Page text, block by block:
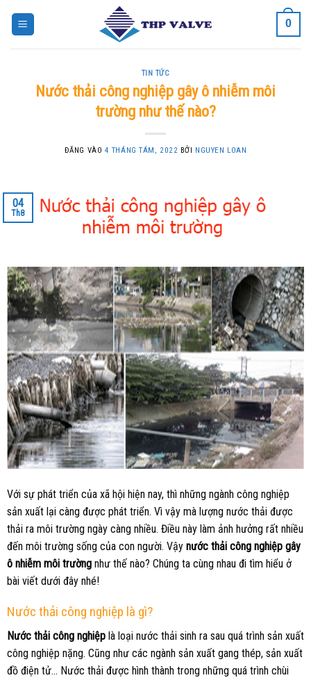
0
TIN TỨC
Nước thải công nghiệp gây ô nhiễm môi
trường như thế nào?
ĐĂNG VÀO 4 THÁNG TÁM, 2022 BỞI NGUYEN LOAN
04
Th8
Với sự phát triển của xã hội hiện nay, thì những ngành công nghiệp
sản xuất lại càng được phát triển. Vì vậy mà lượng nước thải được
thải ra môi trường ngày càng nhiều. Điều này làm ảnh hưởng rất nhiều
đến môi trường sống của con người. Vậy nước thải công nghiệp gây
ô nhiễm môi trường như thế nào? Chúng ta cùng nhau đi tìm hiểu ở
bài viết dưới đây nhé!
Nước thải công nghiệp là gì?
Nước thải công nghiệp là loại nước thải sinh ra sau quá trình sản xuất
công nghiệp nặng. Cũng như các ngành sản xuất gang thép, sản xuất
đồ điện tử… Nước thải được hình thành trong những quá trình chùi